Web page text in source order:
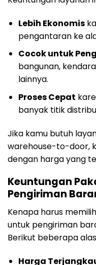
Lebih Ekonomis
pengantaran ke
Cocok untuk
bangunan,
lainnya.
Proses Cepat
banyak titik
Jika kamu butuh
warehouse-to-door,
dengan harga yang
Keuntungan
Pengiriman
Kenapa harus memilih
untuk pengiriman
Berikut beberapa
Harga